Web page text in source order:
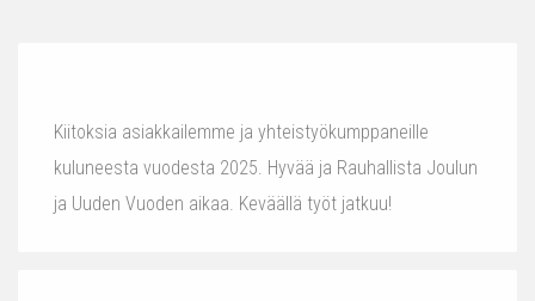
Kiitoksia asiakkailemme ja yhteistyökumppaneille
kuluneesta vuodesta 2025. Hyvää ja Rauhallista Joulun
ja Uuden Vuoden aikaa. Keväällä työt jatkuu!